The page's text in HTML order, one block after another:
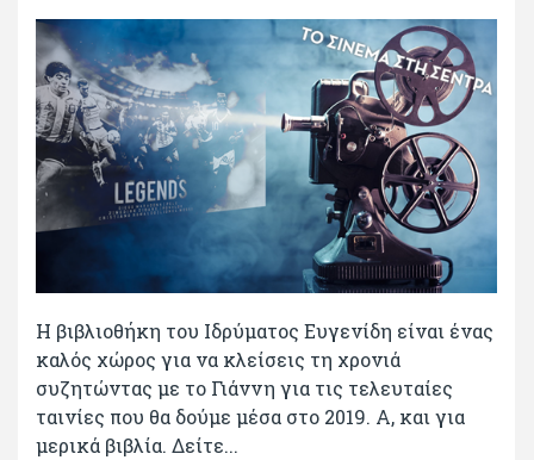
Η βιβλιοθήκη του Ιδρύματος Ευγενίδη είναι ένας
καλός χώρος για να κλείσεις τη χρονιά
συζητώντας με το Γιάννη για τις τελευταίες
ταινίες που θα δούμε μέσα στο 2019. Α, και για
μερικά βιβλία. Δείτε...